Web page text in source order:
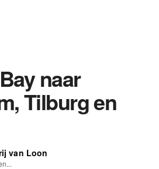
naar
Tilburg en
van Loon